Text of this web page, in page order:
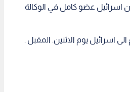
اسرائيل عضو كامل في الوكالة
اسرائيل يوم الاثنين. المقبل .